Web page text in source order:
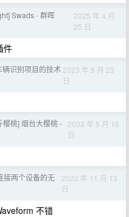
Swads - 群晖
2025 年 4 月
25 日
件
辆识别项目的技术 2023 年 8 月 23
日
樱桃] 烟台大樱桃 - 2023 年 5 月 15
日
接两个设备的无
2022 年 11 月 13
日
不错